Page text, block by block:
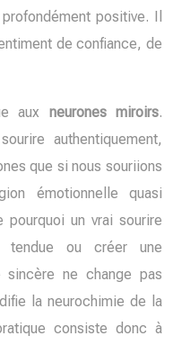
positive. Il
de confiance, de
aux neurones miroirs.
authentiquement,
que si nous souriions
émotionnelle quasi
pourquoi un vrai sourire
tendue ou créer une
sincère ne change pas
la neurochimie de la
consiste donc à